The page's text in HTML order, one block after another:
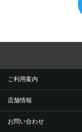
ご利用案内
店舗情報
お問い合わせ